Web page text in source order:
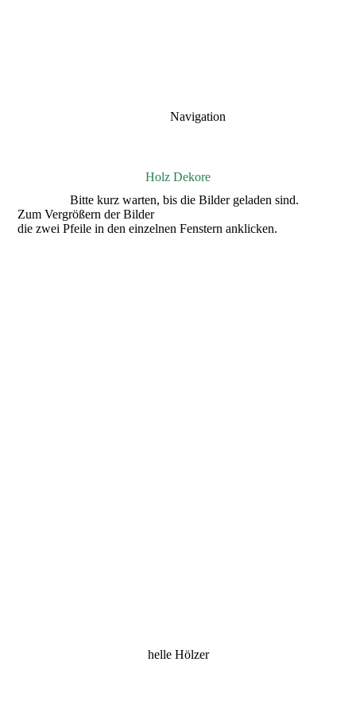
Navigation
Holz Dekore
Bitte kurz warten, bis die Bilder geladen sind.
Zum Vergrößern der Bilder
die zwei Pfeile in den einzelnen Fenstern anklicken.
helle Hölzer